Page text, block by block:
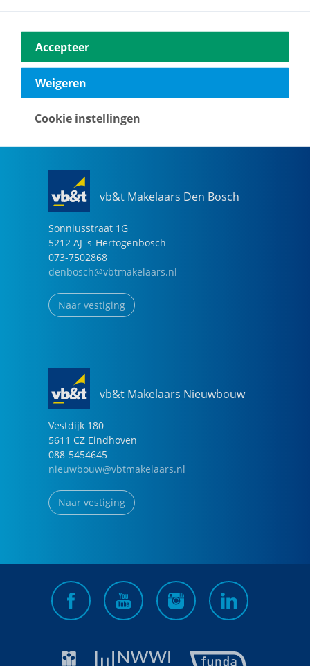
Vestdijk 180
5611 CZ Eindhoven
040-2696949
vb&t Makelaars Den Bosch
Sonniusstraat 1G
5212 AJ 's-Hertogenbosch
073-7502868
denbosch@vbtmakelaars.nl
Naar vestiging
vb&t Makelaars Nieuwbouw
Vestdijk 180
5611 CZ Eindhoven
088-5454645
nieuwbouw@vbtmakelaars.nl
Naar vestiging
Accepteer
Weigeren
Cookie instellingen